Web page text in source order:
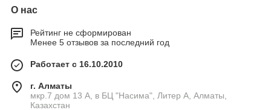
О нас
Рейтинг не сформирован
Менее 5 отзывов за последний год
Работает с 16.10.2010
г. Алматы
мкр.7 дом 13 А, в БЦ "Насима", Литер А, Алматы,
Казахстан